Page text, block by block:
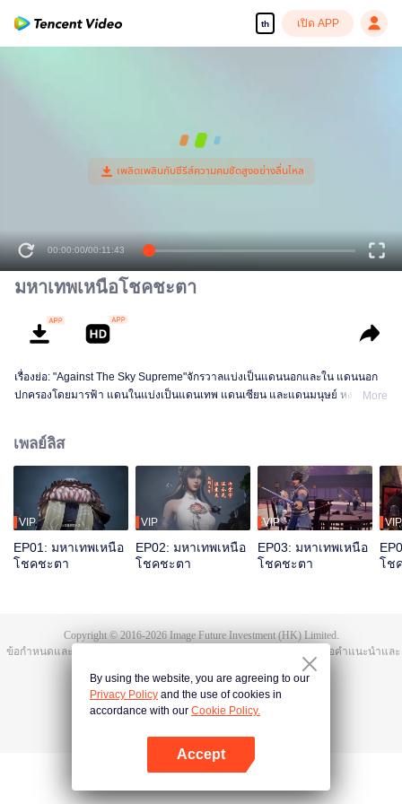
th เปิด APP
มหาเทพเหนือโชคชะตา
เรื่องย่อ: "Against The Sky Supreme"จักรวาลแบ่งเป็นแดนนอกและใน แดนนอก
ปกครองโดยมารฟ้า แดนในแบ่งเป็นแดนเทพ แดนเซียน และแดนมนุษย์ หงเห
สุดท้ายรวมแผ่นดินเทียนฝาเป็นหนึ่ง
More
เพลย์ลิส
VIP
EP01: มหาเทพเหนือ
โชคชะตา
VIP
EP02: มหาเทพเหนือ
โชคชะตา
VIP
EP03: มหาเทพเหนือ
โชคชะตา
VIP
โช
Copyright © 2016-2026Image Future Investment (HK) Limited.
ข้อกำหนดและเงื่อนไข
เสนอคำแนะนำและ
By using the website, you are agreeing to our
Privacy Policy and the use of cookies in
accordance with our Cookie Policy.
Accept